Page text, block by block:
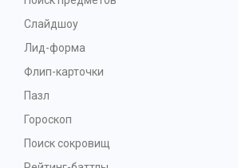
Слайдшоу
Лид-форма
Флип-карточки
Пазл
Гороскоп
Поиск сокровищ